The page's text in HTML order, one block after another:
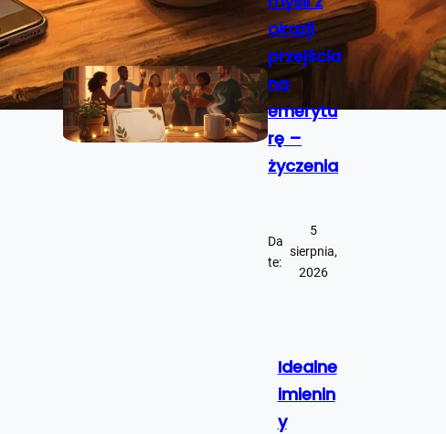
okazji
przejścia
na
emerytu
rę –
życzenia
Da
te:
5
sierpnia,
2026
Idealne
imienin
y